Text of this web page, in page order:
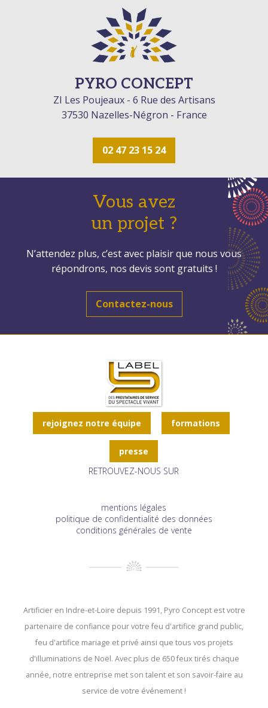
PYRO CONCEPT
ZI Les Poujeaux - 6 Rue des Artisans
37530 Nazelles-Négron - France
02 47 23 15 24
Vous avez
un projet ?
N’attendez plus, c’est avec plaisir que nous vous
répondrons, nos devis sont gratuits !
Contactez-nous
rejoignez notre équipe formations
presse
RETROUVEZ-NOUS SUR
mentions légales
politique de confidentialité des données
conditions générales de vente
Artificier en Indre-et-Loire depuis 1991, Pyro Concept est votre
partenaire de confiance pour votre feu d'artifice grand public,
feu d'artifice mariage et privé ainsi que tous vos projets
d'illuminations de Noël. Avec plus de 650 feux tirés chaque
année, notre entreprise met son talent et son savoir-faire au
service de votre événement !